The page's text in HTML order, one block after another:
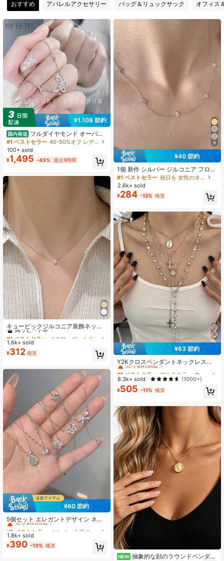
4.37 29 フォロワー
4.37 29 フォロワー
4.37 29 フォロワー
4.37 29 フォロワー
4.37 29 フォロワー
おすすめ アパレルアクセサリー バッグ＆リュックサック オフィス
¥1,108 節約
国内発送 フルダイヤモンド オーバー
ラップバタフライペンダントネック
レス 幻影的二重奏デザイン 送料無料
翌日発送
#1 ベストセラー
40-50%オフ レディース ネックレス
100+ sold
¥1,495 -43% 過去9時間
キュービックジルコニア装飾ネック
レス
#1 ベストセラー
イエローゴールド 女性用チョーカー
高リピート率
#1 ベストセラー
高リピート率
#1 ベストセラー
高リピート率
#1 ベストセラー
イエローゴールド 女性用チョーカー
1.6k+ sold
¥312 概算
¥60 節約
5個セット エレガントデザイン ネッ
クレス、リボン、ダイヤモンド、
花、水滴のペンダント、ミニマリス
ト 多用途 パールチョーカーネックレ
ス、デイリー使いに適しています
#5 ベストセラー
シルバー 女性のネックレスセット
売り切れ間近！
#5 ベストセラー
売り切れ間近！
#5 ベストセラー
売り切れ間近！
#5 ベストセラー
シルバー 女性のネックレスセット
1.8k+ sold
¥390 -13% 概算
9
¥40 節約
1個 新作 シルバー ジルコニア フロー
ラル チェーンネックレス ジュエリー
#1 ベストセラー
祝日を 女性のネックレス
2.6k+ sold
¥284 -12% 概算
¥63 節約
Y2Kクロスペンダントネックレスセ
ット4個入り、パール重ね付けネック
レス、ヴィンテージチョーカーネッ
クレス、パーティーや休日の装いに
適しています
#1 ベストセラー
マルチカラー 女性のネックレスセット
売り切れ間近！
#1 ベストセラー
売り切れ間近！
#1 ベストセラー
売り切れ間近！
#1 ベストセラー
8.3k+ sold (1000+)
¥505 -11% 概算
NEW 抽象的な顔のラウンドペンダン